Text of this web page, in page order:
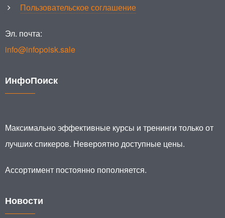
Пользовательское соглашение
Эл. почта:
info@infopoisk.sale
ИнфоПоиск
Максимально эффективные курсы и тренинги только от
лучших спикеров. Невероятно доступные цены.
Ассортимент постоянно пополняется.
Новости